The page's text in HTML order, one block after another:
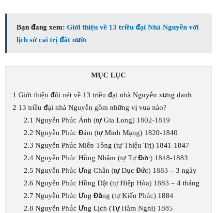
Bạn đang xem: Giới thiệu về 13 triều đại Nhà Nguyễn với
lịch sử cai trị đất nước
MỤC LỤC
1 Giới thiệu đôi nét về 13 triều đại nhà Nguyễn xưng danh
2 13 triều đại nhà Nguyễn gồm những vị vua nào?
2.1 Nguyễn Phúc Ánh (tự Gia Long) 1802-1819
2.2 Nguyễn Phúc Đảm (tự Minh Mạng) 1820-1840
2.3 Nguyễn Phúc Miên Tông (tự Thiệu Trị) 1841-1847
2.4Nguyễn Phúc Hồng Nhâm (tự Tự Đức) 1848-1883
2.5 Nguyễn Phúc Ưng Chân (tự Dục Đức) 1883 – 3 ngày
2.6 Nguyễn Phúc Hồng Dật (tự Hiệp Hòa) 1883 – 4 tháng
2.7 Nguyễn Phúc Ưng Đăng (tự Kiến Phúc) 1884
2.8 Nguyễn Phúc Ưng Lịch (Tự Hàm Nghi) 1885